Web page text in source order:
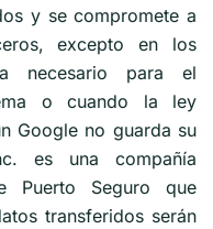
y se compromete a
excepto en los
necesario para el
o cuando la ley
Google no guarda su
es una compañía
Puerto Seguro que
transferidos serán